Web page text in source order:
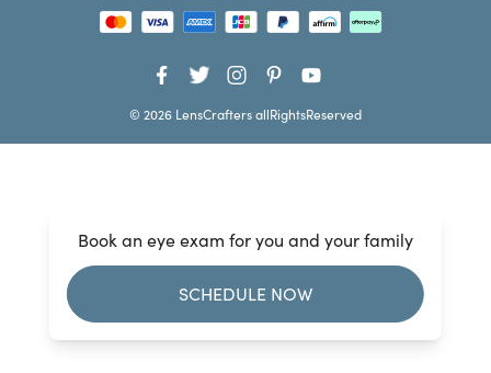
Book an eye exam for you and your family
SCHEDULE NOW
© 2026 LensCrafters allRightsReserved